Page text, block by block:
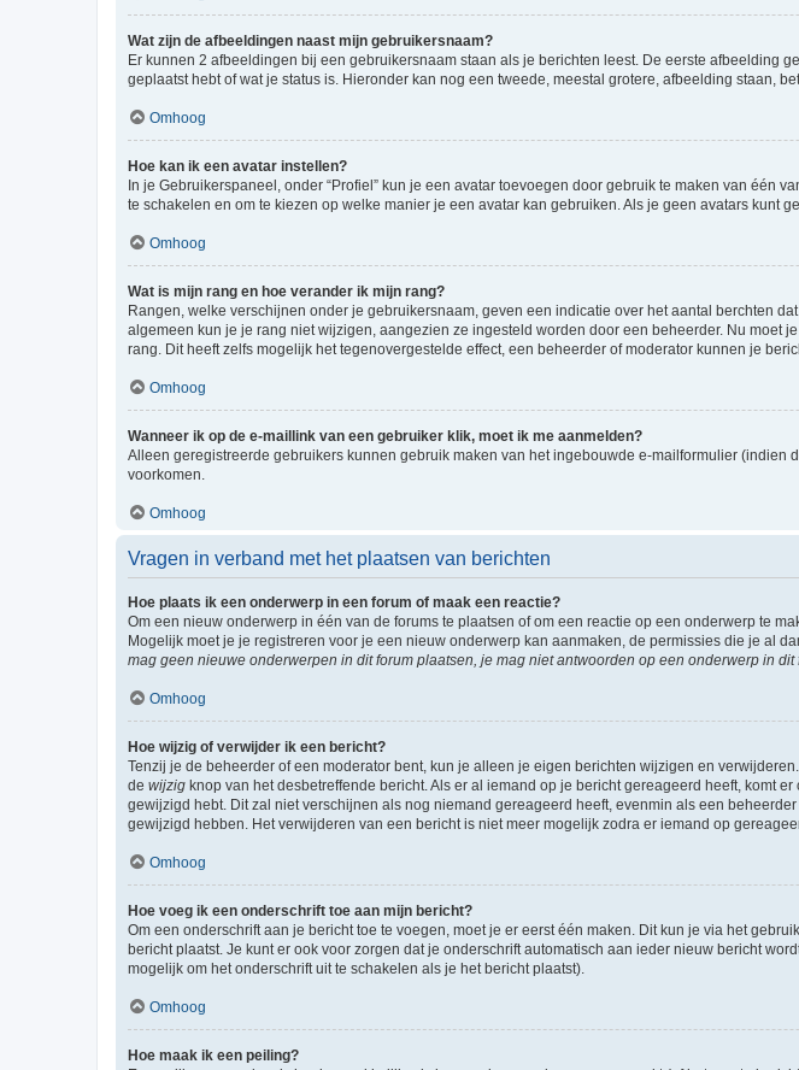
Wat zijn de afbeeldingen naast mijn gebruikersnaam?
Er kunnen 2 afbeeldingen bij een gebruikersnaam staan als je berichten leest. De eerste afbeelding
geplaatst hebt of wat je status is. Hieronder kan nog een tweede, meestal grotere, afbeelding staan,
Omhoog
Hoe kan ik een avatar instellen?
In je Gebruikerspaneel, onder “Profiel” kun je een avatar toevoegen door gebruik te maken van één
te schakelen en om te kiezen op welke manier je een avatar kan gebruiken. Als je geen avatars kunt
Omhoog
Wat is mijn rang en hoe verander ik mijn rang?
Rangen, welke verschijnen onder je gebruikersnaam, geven een indicatie over het aantal berchten
algemeen kun je je rang niet wijzigen, aangezien ze ingesteld worden door een beheerder. Nu
rang. Dit heeft zelfs mogelijk het tegenovergestelde effect, een beheerder of moderator kunnen je
Omhoog
Wanneer ik op de e-maillink van een gebruiker klik, moet ik me aanmelden?
Alleen geregistreerde gebruikers kunnen gebruik maken van het ingebouwde e-mailformulier
voorkomen.
Omhoog
Vragen in verband met het plaatsen van berichten
Hoe plaats ik een onderwerp in een forum of maak een reactie?
Om een nieuw onderwerp in één van de forums te plaatsen of om een reactie op een onderwerp te
Mogelijk moet je je registreren voor je een nieuw onderwerp kan aanmaken, de permissies die je al
mag geen nieuwe onderwerpen in dit forum plaatsen, je mag niet antwoorden op een onderwerp in dit
Omhoog
Hoe wijzig of verwijder ik een bericht?
Tenzij je de beheerder of een moderator bent, kun je alleen je eigen berichten wijzigen en
de wijzig knop van het desbetreffende bericht. Als er al iemand op je bericht gereageerd heeft, komt
gewijzigd hebt. Dit zal niet verschijnen als nog niemand gereageerd heeft, evenmin als een
gewijzigd hebben. Het verwijderen van een bericht is niet meer mogelijk zodra er iemand op
Omhoog
Hoe voeg ik een onderschrift toe aan mijn bericht?
Om een onderschrift aan je bericht toe te voegen, moet je er eerst één maken. Dit kun je via het
bericht plaatst. Je kunt er ook voor zorgen dat je onderschrift automatisch aan ieder nieuw bericht
mogelijk om het onderschrift uit te schakelen als je het bericht plaatst).
Omhoog
Hoe maak ik een peiling?